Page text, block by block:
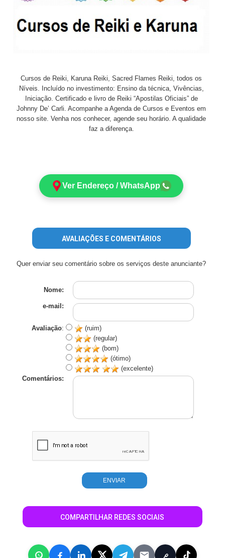
Cursos de Reiki, Karuna Reiki, Sacred Flames Reiki, todos os
Níveis. Incluído no investimento: Ensino da técnica, Vivências,
Iniciação. Certificado e livro de Reiki “Apostilas Oficiais” de
Johnny De’ Carli. Acompanhe a Agenda de Cursos e Eventos em
nosso site. Venha nos conhecer, agende seu horário. A qualidade
faz a diferença.
Ver Endereço / WhatsApp
AVALIAÇÕES E COMENTÁRIOS
Quer enviar seu comentário sobre os serviços deste anunciante?
Nome:
e-mail:
Avaliação:
(ruim)
(regular)
(bom)
(ótimo)
(excelente)
Comentários:
COMPARTILHAR REDES SOCIAIS